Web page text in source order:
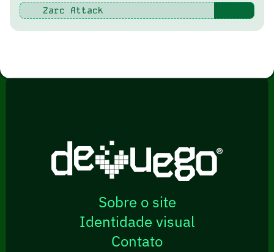
Zarc Attack
Sobre o site
Identidade visual
Contato